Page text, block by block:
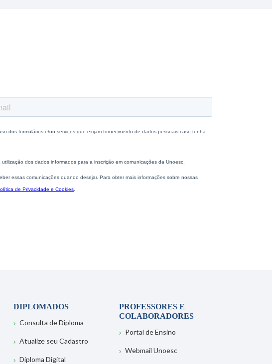
DIPLOMADOS
Consulta de Diploma
Atualize seu Cadastro
Diploma Digital
PROFESSORES E
COLABORADORES
Portal de Ensino
Webmail Unoesc